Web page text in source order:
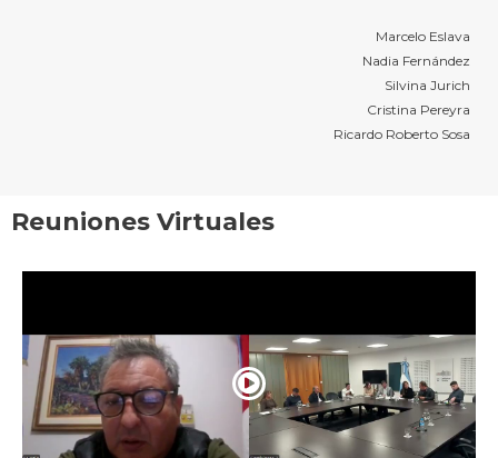
Marcelo Eslava
Nadia Fernández
Silvina Jurich
Cristina Pereyra
Ricardo Roberto Sosa
Reuniones Virtuales